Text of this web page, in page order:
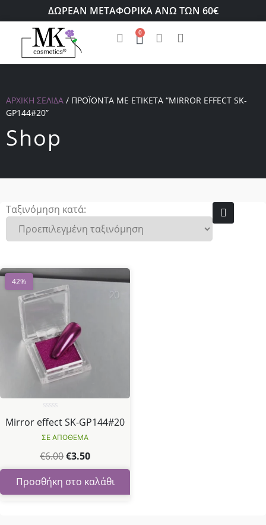
ΔΩΡΕΑΝ ΜΕΤΑΦΟΡΙΚΑ ΑΝΩ ΤΩΝ 60€
0
ΑΡΧΙΚΉ ΣΕΛΊΔΑ / ΠΡΟΪΌΝΤΑ ΜΕ ΕΤΙΚΈΤΑ “MIRROR EFFECT SK-
GP144#20”
Shop
Ταξινόμηση κατά:
42%
ΣΕ ΑΠΟΘΕΜΑ
Mirror effect SK-GP144#20
€6.00€3.50
Προσθήκη στο καλάθι
Βαθμολογήθηκε
με
0
από
5